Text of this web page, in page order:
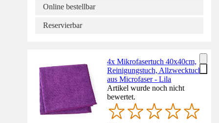
Online bestellbar
Reservierbar
4x Mikrofasertuch 40x40cm,
Reinigungstuch, Allzwecktuch
aus Microfaser - Lila
Artikel wurde noch nicht
bewertet.